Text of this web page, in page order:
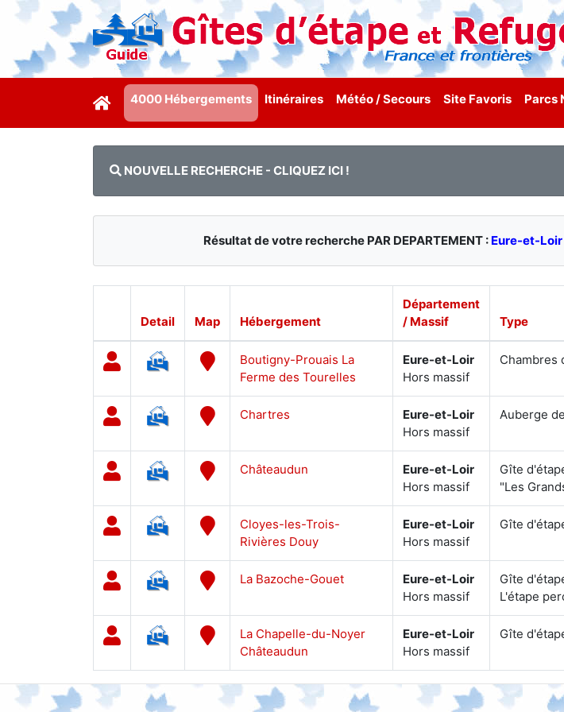
4000 Hébergements Itinéraires Météo / Secours Site Favoris Parcs
NOUVELLE RECHERCHE - CLIQUEZ ICI !
Résultat de votre recherche PAR DEPARTEMENT : Eure-et-Loir
Detail Map Hébergement
Département
/ Massif
Type
Boutigny-Prouais La
Ferme des Tourelles
Eure-et-Loir
Hors massif
Chambres
Chartres
Eure-et-Loir
Hors massif
Auberge
Châteaudun
Eure-et-Loir
Hors massif
Gîte
"Les
Cloyes-les-Trois-
Rivières Douy
Eure-et-Loir
Hors massif
Gîte
La Bazoche-Gouet
Eure-et-Loir
Hors massif
Gîte
L'étape
La Chapelle-du-Noyer
Châteaudun
Eure-et-Loir
Hors massif
Gîte